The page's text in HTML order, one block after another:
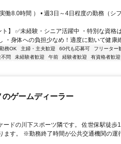
働8.0時間 ） • 週3日～4日程度の勤務（シ
】 ✅未経験・シニア活躍中 ・特別な資格
・身体への負担少なめ！適度に動いて健康
務OK 主婦・主夫歓迎 60代も応募可 フリーター
問 未経験者歓迎 午前 経験者歓迎 有資格者歓迎
ゲームディーラー
ます。 ※勤務終了時間が公共交通機関の運
は駐車場がございません